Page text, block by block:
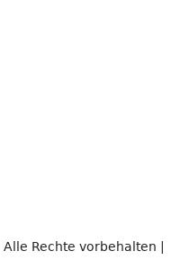
Rechte vorbehalten |